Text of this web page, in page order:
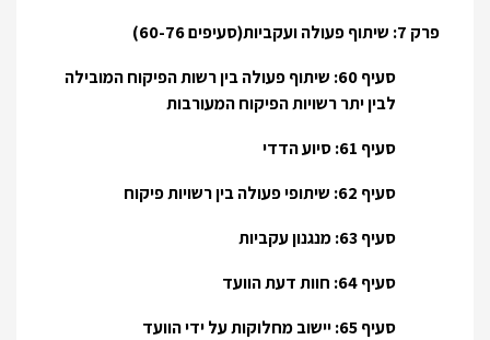
פרק 7: שיתוף פעולה ועקביות(סעיפים 60-76)
סעיף 60: שיתוף פעולה בין רשות הפיקוח המובילה
לבין יתר רשויות הפיקוח המעורבות
סעיף 61: סיוע הדדי
סעיף 62: שיתופי פעולה בין רשויות פיקוח
סעיף 63: מנגנון עקביות
סעיף 64: חוות דעת הוועד
סעיף 65: יישוב מחלוקות על ידי הוועד